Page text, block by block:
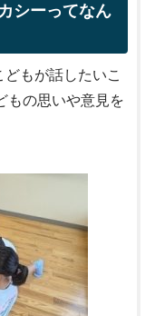
シーってなん
どもが話したいこ
もの思いや意見を